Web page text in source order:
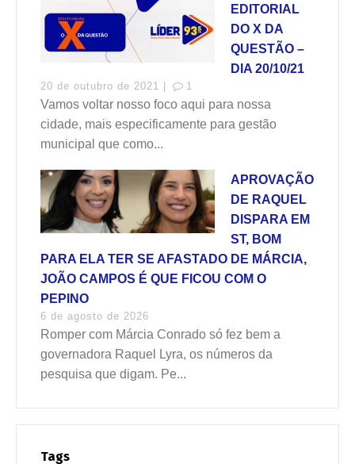
EDITORIAL
DO X DA
QUESTÃO –
DIA 20/10/21
20 de outubro de 2021 | 1
Vamos voltar nosso foco aqui para nossa
cidade, mais especificamente para gestão
municipal que como...
APROVAÇÃO
DE RAQUEL
DISPARA EM
ST, BOM
PARA ELA TER SE AFASTADO DE MÁRCIA,
JOÃO CAMPOS É QUE FICOU COM O
PEPINO
6 de agosto de 2026
Romper com Márcia Conrado só fez bem a
governadora Raquel Lyra, os números da
pesquisa que digam. Pe...
Tags